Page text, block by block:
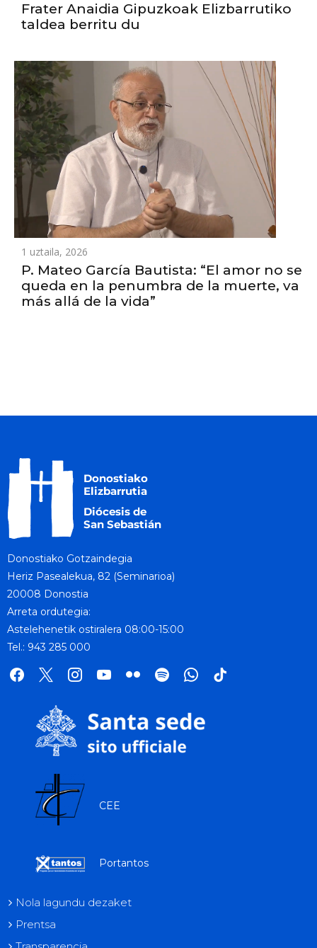
Frater Anaidia Gipuzkoak Elizbarrutiko
taldea berritu du
1 uztaila, 2026
P. Mateo García Bautista: “El amor no se
queda en la penumbra de la muerte, va
más allá de la vida”
Donostiako Gotzaindegia
Heriz Pasealekua, 82 (Seminarioa)
20008 Donostia
Arreta ordutegia:
Astelehenetik ostiralera 08:00-15:00
Tel.: 943 285 000
facebook
x instagramyoutube
flickr spotifywhatsapp
tik
CEE
Portantos
Nola lagundu dezaket
Prentsa